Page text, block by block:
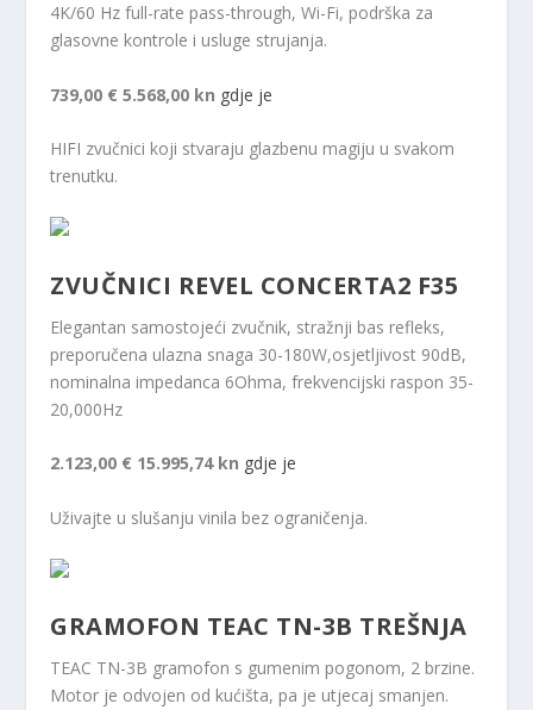
4K/60 Hz full-rate pass-through, Wi-Fi, podrška za
glasovne kontrole i usluge strujanja.
739,00 €5.568,00 kn gdje je
HIFI zvučnici koji stvaraju glazbenu magiju u svakom
trenutku.
ZVUČNICI REVEL CONCERTA2 F35
Elegantan samostojeći zvučnik, stražnji bas refleks,
preporučena ulazna snaga 30-180W,osjetljivost 90dB,
nominalna impedanca 6Ohma, frekvencijski raspon 35-
20,000Hz
2.123,00 € 15.995,74 kn gdje je
Uživajte u slušanju vinila bez ograničenja.
GRAMOFON TEAC TN-3B TREŠNJA
TEAC TN-3B gramofon s gumenim pogonom, 2 brzine.
Motor je odvojen od kućišta, pa je utjecaj smanjen.